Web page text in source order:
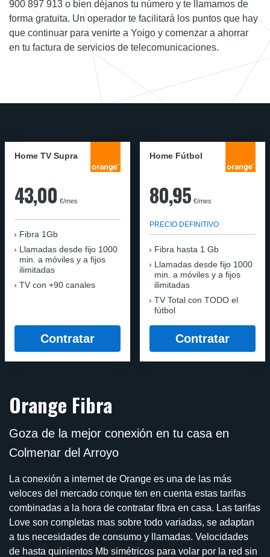
900 897 913 o bien déjanos tu número y te llamamos de
forma gratuita. Un operador te facilitará los puntos que hay
que continuar para venirte a Yoigo y comenzar a ahorrar
en tu factura de servicios de telecomunicaciones.
Home TV Supra
43,00 €/mes
Fibra 1Gb
Llamadas desde fijo 1000
min. a móviles y a fijos
ilimitadas
TV con +90 canales
Contratar
Home Fútbol
80,95 €/mes
PRECIO DEFINITIVO
Fibra hasta 1 Gb
Llamadas desde fijo 1000
min. a móviles y a fijos
ilimitadas
TV Total con TODO el
fútbol
Contratar
Orange Fibra
Goza de la mejor conexión en tu casa en
Colmenar del Arroyo
La conexión a internet de Orange es una de las más
veloces del mercado conque ten en cuenta estas tarifas
combinadas a la hora de contratar fibra en casa. Las tarifas
Love son completas mas sobre todo variadas, se adaptan
a tus necesidades de consumo y llamadas. Velocidades
de hasta quinientos Mb simétricos para volar por la red sin